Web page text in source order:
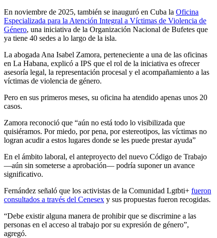
En noviembre de 2025, también se inauguró en Cuba la Oficina
Especializada para la Atención Integral a Víctimas de Violencia de
Género, una iniciativa de la Organización Nacional de Bufetes que
ya tiene 40 sedes a lo largo de la isla.
La abogada Ana Isabel Zamora, perteneciente a una de las oficinas
en La Habana, explicó a IPS que el rol de la iniciativa es ofrecer
asesoría legal, la representación procesal y el acompañamiento a las
víctimas de violencia de género.
Pero en sus primeros meses, su oficina ha atendido apenas unos 20
casos.
Zamora reconoció que “aún no está todo lo visibilizada que
quisiéramos. Por miedo, por pena, por estereotipos, las víctimas no
logran acudir a estos lugares donde se les puede prestar ayuda”
En el ámbito laboral, el anteproyecto del nuevo Código de Trabajo
—aún sin someterse a aprobación— podría suponer un avance
significativo.
Fernández señaló que los activistas de la Comunidad Lgtbti+ fueron
consultados a través del Cenesex y sus propuestas fueron recogidas.
“Debe existir alguna manera de prohibir que se discrimine a las
personas en el acceso al trabajo por su expresión de género”,
agregó.